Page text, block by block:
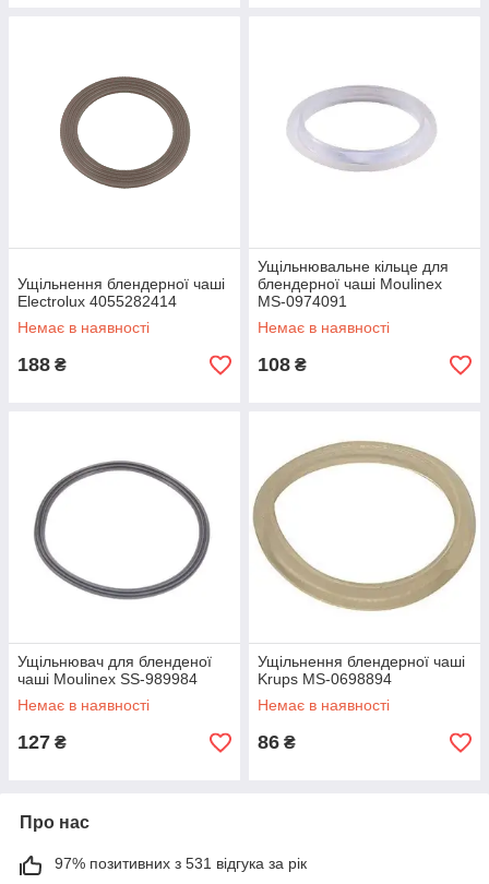
Ущільнення блендерної чаші
Electrolux 4055282414
Немає в наявності
188 ₴
Ущільнювальне кільце для
блендерної чаші Moulinex
MS-0974091
Немає в наявності
108 ₴
Ущільнювач для бленденої
чаші Moulinex SS-989984
Немає в наявності
127 ₴
Ущільнення блендерної чаші
Krups MS-0698894
Немає в наявності
86 ₴
Про нас
97% позитивних з 531 відгука за рік